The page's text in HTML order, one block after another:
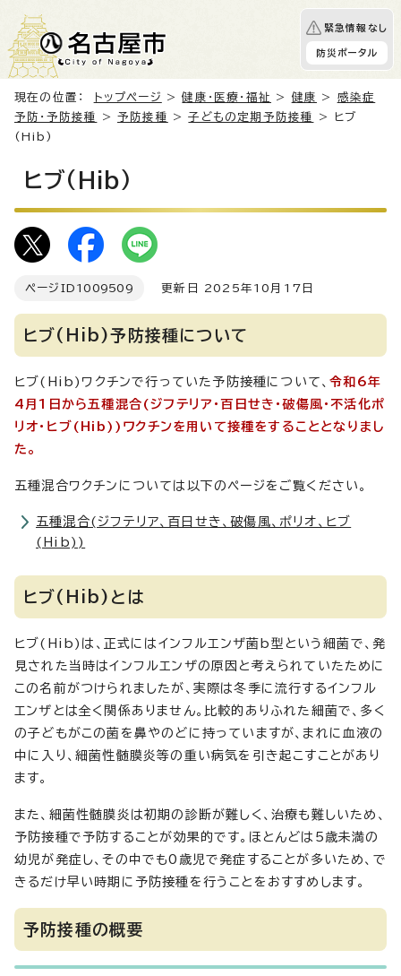
緊急情報なし
防災ポータル
現在の位置： トップページ >健康・医療・福祉 > 健康 > 感染症
予防・予防接種
>予防接種 >子どもの定期予防接種
> ヒブ
(Hib)
ヒブ(Hib)
ページID 1009509 更新日 2025年10月17日
ヒブ(Hib)予防接種について
ヒブ(Hib)ワクチンで行っていた予防接種について、令和6年
4月1日から五種混合(ジフテリア・百日せき・破傷風・不活化ポ
リオ・ヒブ(Hib))ワクチンを用いて接種をすることとなりまし
た。
五種混合ワクチンについては以下のページをご覧ください。
五種混合(ジフテリア、百日せき、破傷風、ポリオ、ヒブ
(Hib))
ヒブ(Hib)とは
ヒブ(Hib)は、正式にはインフルエンザ菌b型という細菌で、発
見された当時はインフルエンザの原因と考えられていたために
この名前がつけられましたが、実際は冬季に流行するインフル
エンザとは全く関係ありません。比較的ありふれた細菌で、多く
の子どもがこの菌を鼻やのどに持っていますが、まれに血液の
中に入り、細菌性髄膜炎等の重い病気を引き起こすことがあり
ます。
また、細菌性髄膜炎は初期の診断が難しく、治療も難しいため、
予防接種で予防することが効果的です。ほとんどは5歳未満の
幼児が発症し、その中でも0歳児で発症することが多いため、で
きるだけ早い時期に予防接種を行うことをおすすめします。
予防接種の概要